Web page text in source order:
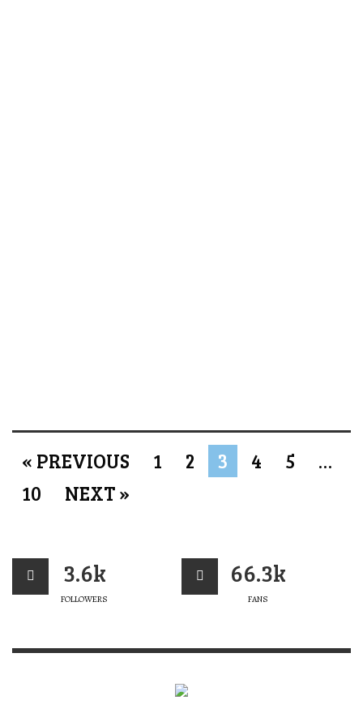
« PREVIOUS 1 2 3 4 5
…
10
NEXT »
3.6k
FOLLOWERS
66.3k
FANS